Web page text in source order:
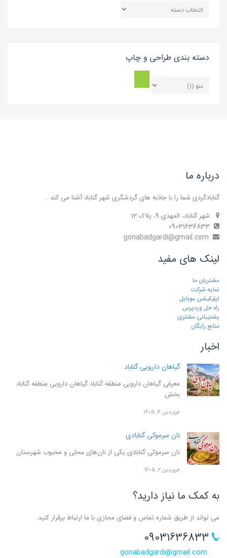
بندی
دسته بندی طراحی و چاپ
درباره ما
گنابادگردی شما را با جاذبه های گردشگری شهر گناباد آشنا می کند .
شهر گناباد، المهدی 9، پلاک 12
لینک های مفید
مشتریان ما
نمایه شرکت
اپلیکیشن موبایل
راه حل وردپرس
پشتیبانی مشتری
منابع رایگان
اخبار
گیاهان دارویی گناباد
معرفی گیاهان دارویی منطقه گناباد گیاهان دارویی منطقه گناباد
بخش
فروردین ۴, ۱۴۰۵
نان سرموکی گنابادی
نان سرموکی گنابادی یکی از نان‌های محلی و محبوب شهرستان
فروردین ۲, ۱۴۰۵
به کمک ما نیاز دارید؟
می تواند از طریق شماره تماس و فضای مجازی با ما ارتباط برقرار کنید.
gonabadgardi@gmail.com